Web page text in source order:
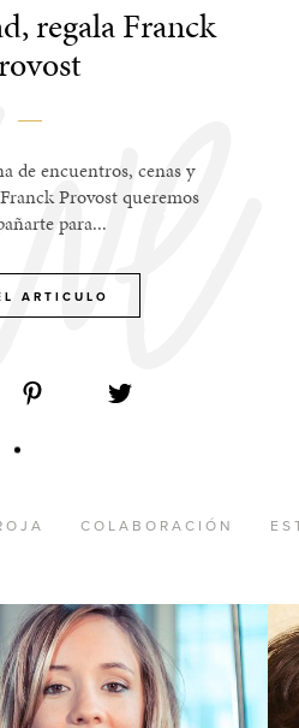
regala Franck
de encuentros, cenas y
Provost queremos
para...
ARTICULO
COLABORACIÓN